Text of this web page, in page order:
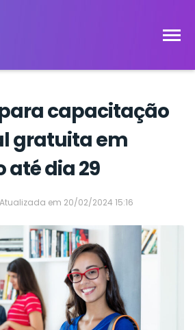
capacitação
gratuita em
até dia 29
Atualizada em 20/02/2024 15:16